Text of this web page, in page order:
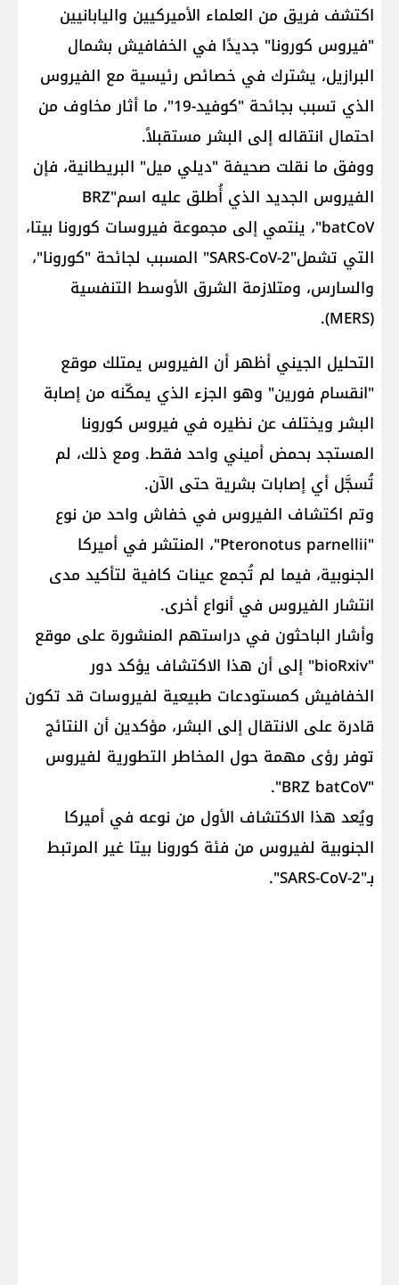
اكتشف فريق من العلماء الأميركيين واليابانيين
"فيروس كورونا" جديدًا في الخفافيش بشمال
البرازيل، يشترك في خصائص رئيسية مع الفيروس
الذي تسبب بجائحة "كوفيد-19"، ما أثار مخاوف من
احتمال انتقاله إلى البشر مستقبلاً.
ووفق ما نقلت صحيفة "ديلي ميل" البريطانية، فإن
الفيروس الجديد الذي أُطلق عليه اسم"BRZ
batCoV"، ينتمي إلى مجموعة فيروسات كورونا بيتا،
التي تشمل"SARS-CoV-2" المسبب لجائحة "كورونا"،
والسارس، ومتلازمة الشرق الأوسط التنفسية
(MERS).
التحليل الجيني أظهر أن الفيروس يمتلك موقع
"انقسام فورين" وهو الجزء الذي يمكّنه من إصابة
البشر ويختلف عن نظيره في فيروس كورونا
المستجد بحمض أميني واحد فقط. ومع ذلك، لم
تُسجَّل أي إصابات بشرية حتى الآن.
وتم اكتشاف الفيروس في خفاش واحد من نوع
"Pteronotus parnellii"، المنتشر في أميركا
الجنوبية، فيما لم تُجمع عينات كافية لتأكيد مدى
انتشار الفيروس في أنواع أخرى.
وأشار الباحثون في دراستهم المنشورة على موقع
"bioRxiv" إلى أن هذا الاكتشاف يؤكد دور
الخفافيش كمستودعات طبيعية لفيروسات قد تكون
قادرة على الانتقال إلى البشر، مؤكدين أن النتائج
توفر رؤى مهمة حول المخاطر التطورية لفيروس
"BRZ batCoV".
ويُعد هذا الاكتشاف الأول من نوعه في أميركا
الجنوبية لفيروس من فئة كورونا بيتا غير المرتبط
بـ"SARS-CoV-2".